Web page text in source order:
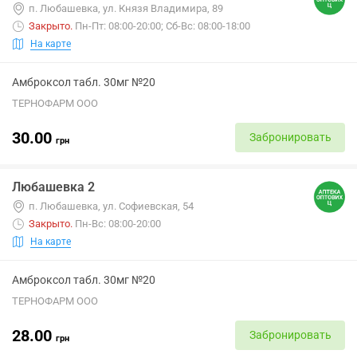
п. Любашевка, ул. Князя Владимира, 89
Закрыто. Пн-Пт: 08:00-20:00; Сб-Вс: 08:00-18:00
На карте
Амброксол табл. 30мг №20
ТЕРНОФАРМ ООО
30.00 грн Забронировать
Любашевка 2
п. Любашевка, ул. Софиевская, 54
Закрыто. Пн-Вс: 08:00-20:00
На карте
Амброксол табл. 30мг №20
ТЕРНОФАРМ ООО
28.00 грн Забронировать